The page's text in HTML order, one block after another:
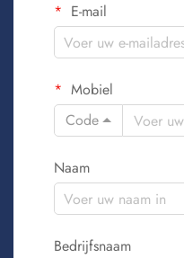
E-mail
Mobiel
Code
Naam
Bedrijfsnaam